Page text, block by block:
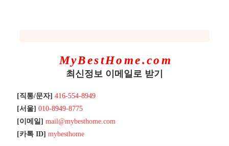
MyBestHome.com
최신정보 이메일로 받기
[직통/문자] 416-554-8949
[서울] 010-8949-8775
[이메일] mail@mybesthome.com
[카톡 ID] mybesthome